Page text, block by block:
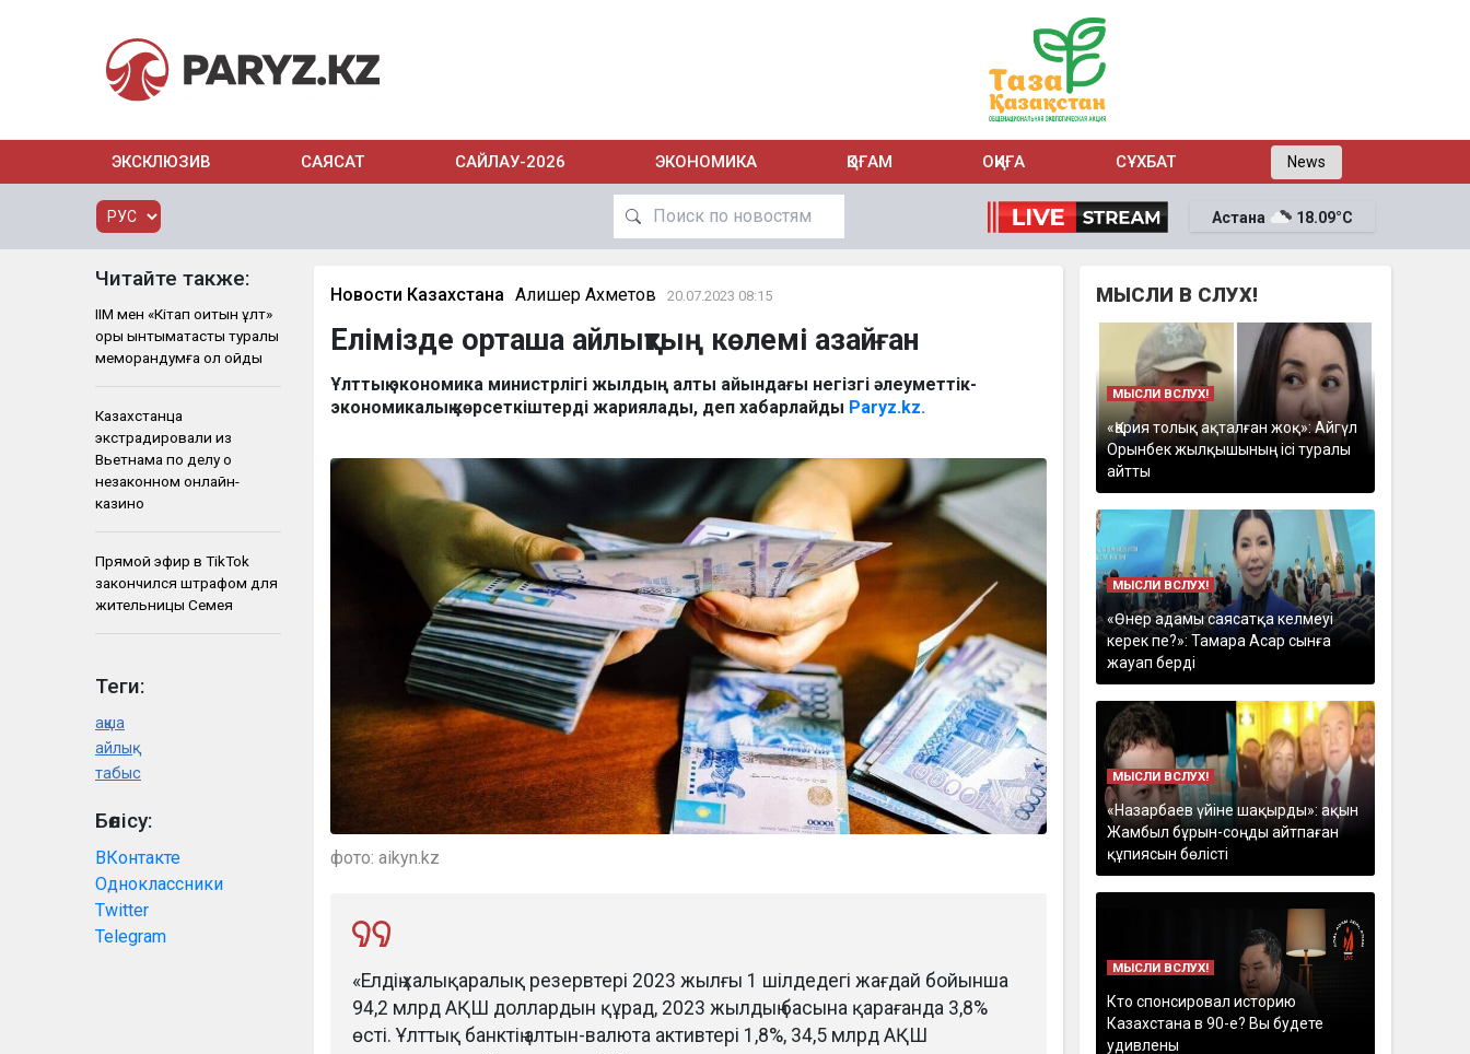
ЭКСКЛЮЗИВ САЯСАТ САЙЛАУ-2026 ЭКОНОМИКА ҚОҒАМ ОҚИҒА СҰХБАТ News
Астана 18.09°C
Читайте также:
ІІМ мен «Кітап оқитын ұлт»
қоры ынтымақтастық туралы
меморандумға қол қойды
Казахстанца
экстрадировали из
Вьетнама по делу о
незаконном онлайн-
казино
Прямой эфир в TikTok
закончился штрафом для
жительницы Семея
Теги:
ақша
айлық
табыс
Бөлісу:
ВКонтакте
Одноклассники
Twitter
Telegram
Новости Казахстана Алишер Ахметов 20.07.2023 08:15
Елімізде орташа айлықтың көлемі азайған
Ұлттық экономика министрлігі жылдың алты айындағы негізгі әлеуметтік-
экономикалық көрсеткіштерді жариялады, деп хабарлайды Paryz.kz.
фото: aikyn.kz
«Елдің халықаралық резервтері 2023 жылғы 1 шілдедегі жағдай бойынша
94,2 млрд АҚШ доллардын құрад, 2023 жылдың басына қарағанда 3,8%
өсті. Ұлттық банктің алтын-валюта активтері 1,8%, 34,5 млрд АҚШ
МЫСЛИ В СЛУХ!
МЫСЛИ ВСЛУХ!
«Қария толық ақталған жоқ»: Айгүл
Орынбек жылқышының ісі туралы
айтты
МЫСЛИ ВСЛУХ!
«Өнер адамы саясатқа келмеуі
керек пе?»: Тамара Асар сынға
жауап берді
МЫСЛИ ВСЛУХ!
«Назарбаев үйіне шақырды»: ақын
Жамбыл бұрын-соңды айтпаған
құпиясын бөлісті
МЫСЛИ ВСЛУХ!
Кто спонсировал историю
Казахстана в 90-е? Вы будете
удивлены